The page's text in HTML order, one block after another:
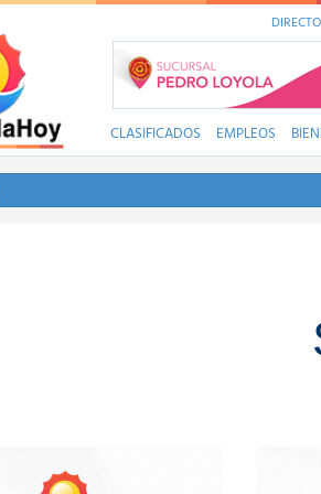
CLASIFICADOS EMPLEOS